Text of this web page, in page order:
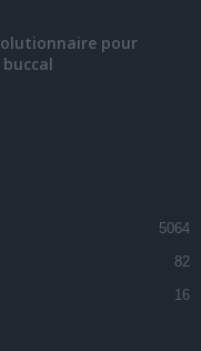
pour
5064
82
16